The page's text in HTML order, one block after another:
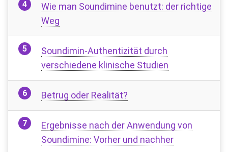
Wie man Soundimine benutzt: der richtige
Weg
Soundimin-Authentizität durch
verschiedene klinische Studien
Betrug oder Realität?
Ergebnisse nach der Anwendung von
Soundimine: Vorher und nachher